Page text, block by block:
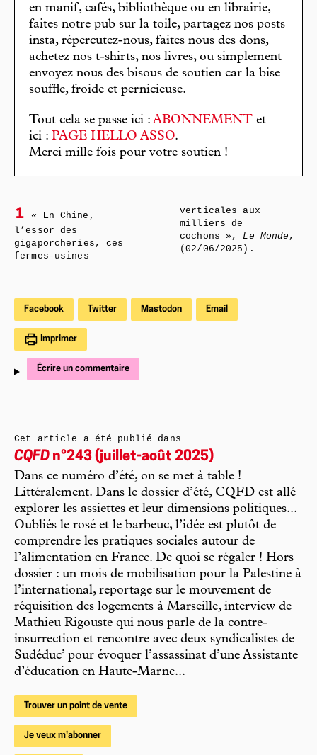
en manif, cafés, bibliothèque ou en librairie,
faites notre pub sur la toile, partagez nos posts
insta, répercutez-nous, faites nous des dons,
achetez nos t-shirts, nos livres, ou simplement
envoyez nous des bisous de soutien car la bise
souffle, froide et pernicieuse.
Tout cela se passe ici : ABONNEMENT et
ici : PAGE HELLO ASSO.
Merci mille fois pour votre soutien !
1
« En Chine,
l’essor des
gigaporcheries, ces
fermes-usines
verticales aux
milliers de
cochons », Le Monde ,
(02/06/2025).
Facebook Twitter Mastodon Email
Imprimer
Écrire un commentaire
Cet article a été publié dans
CQFD n°243 (juillet-août 2025)
Dans ce numéro d’été, on se met à table !
Littéralement. Dans le dossier d’été, CQFD est allé
explorer les assiettes et leur dimensions politiques...
Oubliés le rosé et le barbeuc, l’idée est plutôt de
comprendre les pratiques sociales autour de
l’alimentation en France. De quoi se régaler ! Hors
dossier : un mois de mobilisation pour la Palestine à
l’international, reportage sur le mouvement de
réquisition des logements à Marseille, interview de
Mathieu Rigouste qui nous parle de la contre-
insurrection et rencontre avec deux syndicalistes de
Sudéduc’ pour évoquer l’assassinat d’une Assistante
d’éducation en Haute-Marne...
Trouver un point de vente
Je veux m'abonner